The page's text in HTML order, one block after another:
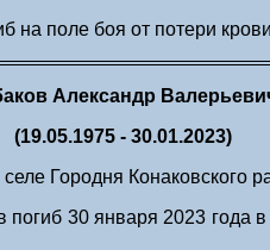
на поле боя от потери
Александр
(19.05.1975 - 30.01.2023)
Городня Конаковского
погиб 30 января 2023 года